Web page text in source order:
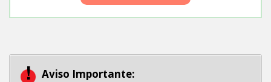
Aviso Importante: